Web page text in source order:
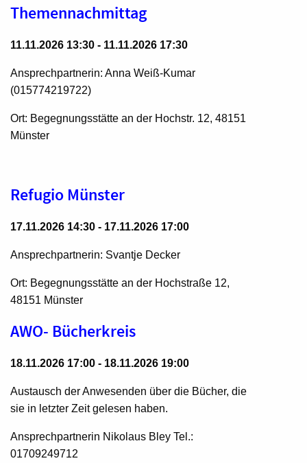
Themennachmittag
11.11.2026 13:30 - 11.11.2026 17:30
Ansprechpartnerin: Anna Weiß-Kumar
(015774219722)
Ort: Begegnungsstätte an der Hochstr. 12, 48151
Münster
Refugio Münster
17.11.2026 14:30 - 17.11.2026 17:00
Ansprechpartnerin: Svantje Decker
Ort: Begegnungsstätte an der Hochstraße 12,
48151 Münster
AWO- Bücherkreis
18.11.2026 17:00 - 18.11.2026 19:00
Austausch der Anwesenden über die Bücher, die
sie in letzter Zeit gelesen haben.
Ansprechpartnerin Nikolaus Bley Tel.:
01709249712